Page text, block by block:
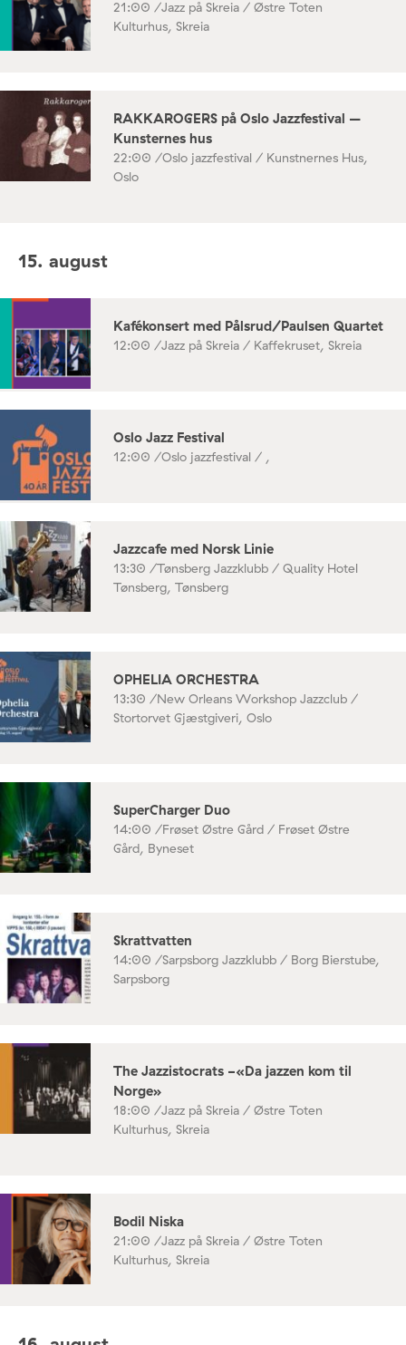
21:00 /Jazz på Skreia / Østre Toten
Kulturhus, Skreia
RAKKAROGERS på Oslo Jazzfestival –
Kunsternes hus
22:00 /Oslo jazzfestival / Kunstnernes Hus,
Oslo
15. august
Kafékonsert med Pålsrud/Paulsen Quartet
12:00 /Jazz på Skreia / Kaffekruset, Skreia
Oslo Jazz Festival
12:00 /Oslo jazzfestival / ,
Jazzcafe med Norsk Linie
13:30 /Tønsberg Jazzklubb / Quality Hotel
Tønsberg, Tønsberg
OPHELIA ORCHESTRA
13:30 /New Orleans Workshop Jazzclub /
Stortorvet Gjæstgiveri, Oslo
SuperCharger Duo
14:00 /Frøset Østre Gård / Frøset Østre
Gård, Byneset
Skrattvatten
14:00 /Sarpsborg Jazzklubb / Borg Bierstube,
Sarpsborg
The Jazzistocrats -«Da jazzen kom til
Norge»
18:00 /Jazz på Skreia / Østre Toten
Kulturhus, Skreia
Bodil Niska
21:00 /Jazz på Skreia / Østre Toten
Kulturhus, Skreia